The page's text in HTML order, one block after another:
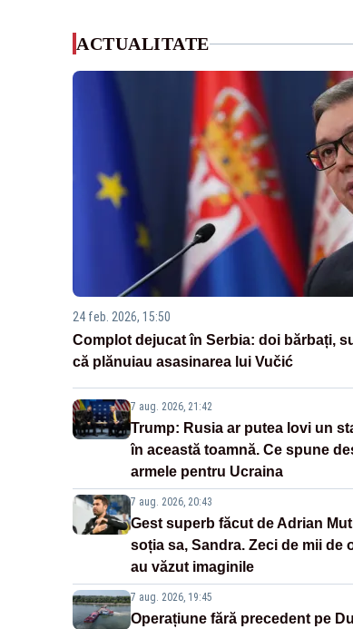
ACTUALITATE
24 feb. 2026, 15:50
Complot dejucat în Serbia: doi bărbați,
că plănuiau asasinarea lui Vučić
7 aug. 2026, 21:42
Trump: Rusia ar putea lovi un
în această toamnă. Ce spune
armele pentru Ucraina
7 aug. 2026, 20:43
Gest superb făcut de Adrian
soția sa, Sandra. Zeci de mii de
au văzut imaginile
7 aug. 2026, 19:45
Operațiune fără precedent pe